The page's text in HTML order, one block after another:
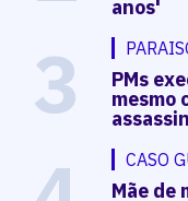
anos'
3 PMs
mesmo
CASO
Mãe de